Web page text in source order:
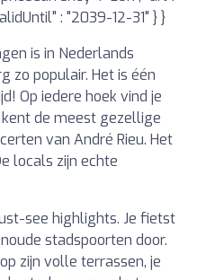
: "2039-12-31" } }
is in Nederlands
zo populair. Het is één
Op iedere hoek vind je
de meest gezellige
van André Rieu. Het
locals zijn echte
see highlights. Je fietst
stadspoorten door.
zijn volle terrassen, je